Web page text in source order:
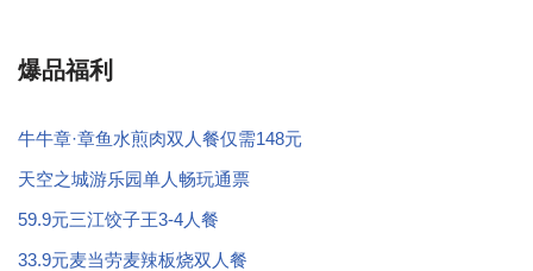
爆品福利
牛牛章·章鱼水煎肉双人餐仅需148元
天空之城游乐园单人畅玩通票
59.9元三江饺子王3-4人餐
33.9元麦当劳麦辣板烧双人餐